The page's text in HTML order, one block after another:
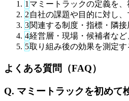
1マミートラックの定義を
2自社の課題や目的に対し
3関連する制度・指標・隣
4経営層・現場・候補者な
5取り組み後の効果を測定
よくある質問（FAQ）
Q. マミートラックを初めて